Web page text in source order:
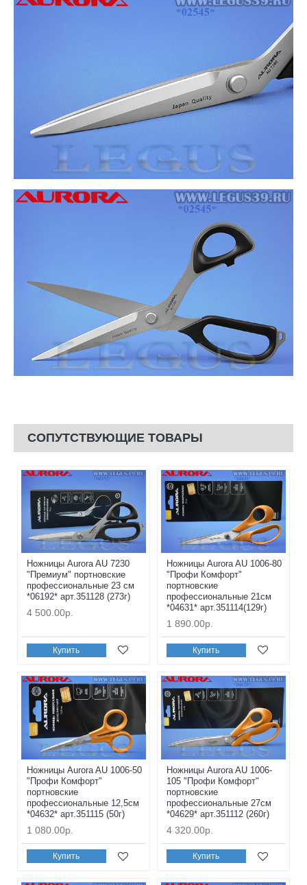
СОПУТСТВУЮЩИЕ ТОВАРЫ
Ножницы Aurora AU 7230
"Премиум" портновские
профессиональные 23 см
*06192* арт.351128 (273г)
4 500.00р.
Купить
Ножницы Aurora AU 1006-80
"Профи Комфорт"
портновские
профессиональные 21см
*04631* арт.351114(129г)
1 890.00р.
Купить
Ножницы Aurora AU 1006-50
"Профи Комфорт"
портновские
профессиональные 12,5см
*04632* арт.351115 (50г)
1 080.00р.
Купить
Ножницы Aurora AU 1006-
105 "Профи Комфорт"
портновские
профессиональные 27см
*04629* арт.351112 (260г)
4 320.00р.
Купить